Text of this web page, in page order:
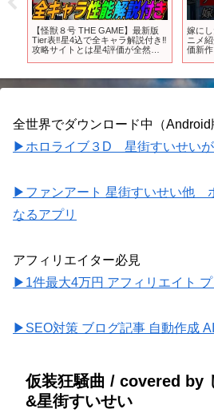
【怪獣８号 THE GAME】最新版
Tier表‼️星4込で全キャラ解説付き‼️
攻略サイトとは星4評価が全然違
嫁に
ニメ
価新
全世界でダウンロード中（Android
▶ホロライブ３D 星街すいせいが
▶ファンアート 星街すいせい他
なるアプリ
アフィリエイター必見
▶1件最大4万円 アフィリエイト プ
▶SEO対策 ブログ記事 自動作成
仮装狂騒曲 / covered by
&星街すいせい